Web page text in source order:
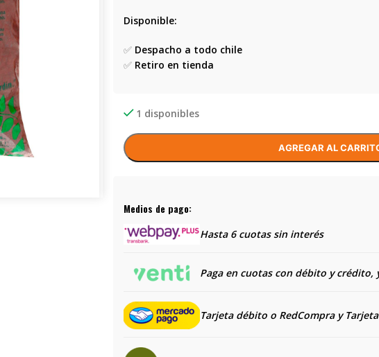
Disponible:
✅ Despacho a todo chile
✅ Retiro en tienda
1 disponibles
AGREGAR AL
Medios de pago:
Hasta 6 cuotas sin interés
Paga en cuotas con débito y crédito,
Tarjeta débito o RedCompra y